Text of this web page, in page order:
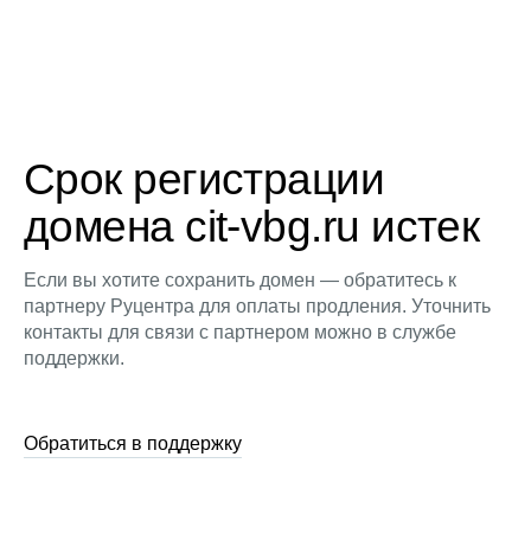
Срок регистрации
домена cit-vbg.ru истек
Если вы хотите сохранить домен — обратитесь к
партнеру Руцентра для оплаты продления. Уточнить
контакты для связи с партнером можно в службе
поддержки.
Обратиться в поддержку